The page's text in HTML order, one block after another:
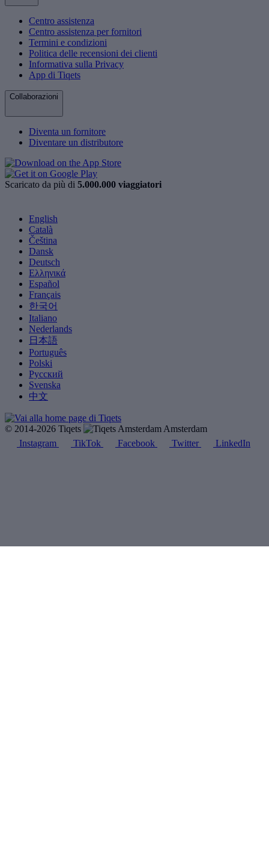
Centro assistenza
Centro assistenza per fornitori
Termini e condizioni
Politica delle recensioni dei clienti
Informativa sulla Privacy
App di Tiqets
Collaborazioni
Diventa un fornitore
Diventare un distributore
Scaricato da più di 5.000.000 viaggiatori
English
Català
Čeština
Dansk
Deutsch
Ελληνικά
Español
Français
한국어
Italiano
Nederlands
日本語
Português
Polski
Русский
Svenska
中文
© 2014-2026 Tiqets
Amsterdam
Instagram
TikTok Facebook Twitter LinkedIn